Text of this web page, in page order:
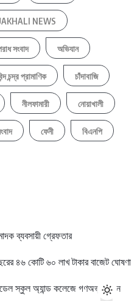
NEWS
সংবাদ অভিযান
চন্দ্র প্রামাণিক চাঁদাবাজি
নীলফামারী নোয়াখালী
ফেনী বিএনপি
ব্যবসায়ী গ্রেফতার
৪৬ কোটি ৬০ লাখ টাকার বাজেট ঘোষণা
মডেল স্কুল অ্যান্ড কলেজে গণঅভ্যুত্থান